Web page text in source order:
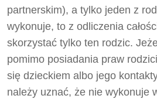
partnerskim), a tylko jeden z
wykonuje, to z odliczenia
skorzystać tylko ten rodzic.
pomimo posiadania praw
się dzieckiem albo jego
należy uznać, że nie wykonuje